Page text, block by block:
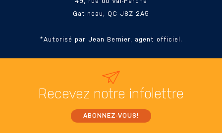
Gatineau, QC J8Z 2A5
*Autorisé par Jean Bernier, agent officiel.
Recevez notre infolettre
ABONNEZ-VOUS!